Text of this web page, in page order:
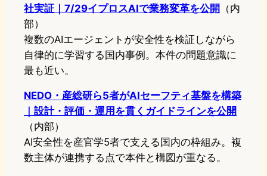
社実証｜7/29イプロスAIで業務変革を公開 （内
部）
複数のAIエージェントが安全性を検証しながら
自律的に学習する国内事例。本件の問題意識に
最も近い。
NEDO・産総研ら5者がAIセーフティ基盤を構築
｜設計・評価・運用を貫くガイドラインを公開
（内部）
AI安全性を産官学5者で支える国内の枠組み。複
数主体が連携する点で本件と構図が重なる。